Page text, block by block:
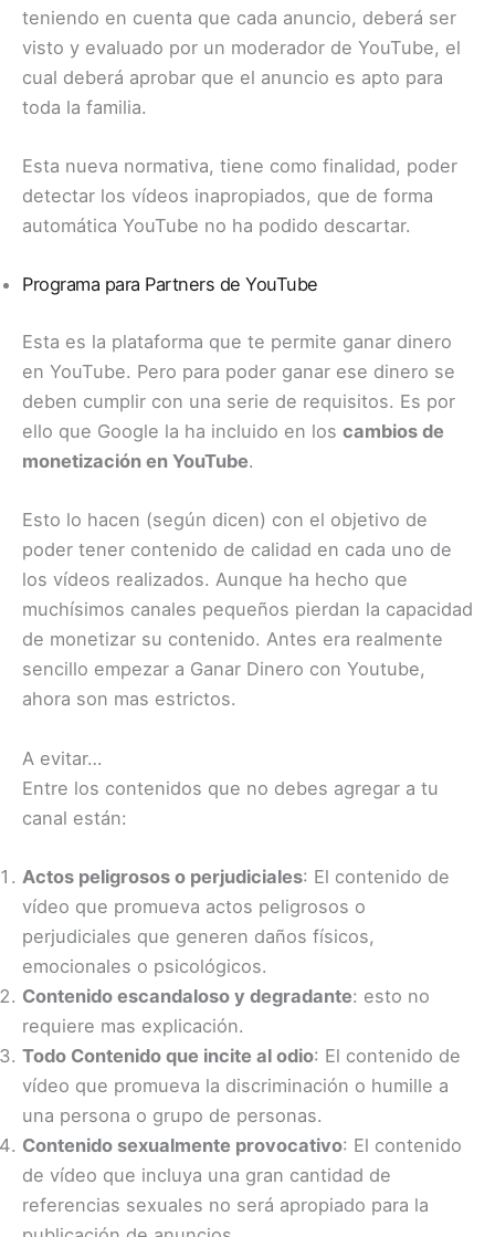
teniendo en cuenta que cada anuncio, deberá ser
visto y evaluado por un moderador de YouTube, el
cual deberá aprobar que el anuncio es apto para
toda la familia.
Esta nueva normativa, tiene como finalidad, poder
detectar los vídeos inapropiados, que de forma
automática YouTube no ha podido descartar.
Programa para Partners de YouTube
Esta es la plataforma que te permite ganar dinero
en YouTube. Pero para poder ganar ese dinero se
deben cumplir con una serie de requisitos. Es por
ello que Google la ha incluido en los cambios de
monetización en YouTube.
Esto lo hacen (según dicen) con el objetivo de
poder tener contenido de calidad en cada uno de
los vídeos realizados. Aunque ha hecho que
muchísimos canales pequeños pierdan la capacidad
de monetizar su contenido. Antes era realmente
sencillo empezar a Ganar Dinero con Youtube,
ahora son mas estrictos.
A evitar…
Entre los contenidos que no debes agregar a tu
canal están:
Actos peligrosos o perjudiciales: El contenido de
vídeo que promueva actos peligrosos o
perjudiciales que generen daños físicos,
emocionales o psicológicos.
Contenido escandaloso y degradante: esto no
requiere mas explicación.
Todo Contenido que incite al odio: El contenido de
vídeo que promueva la discriminación o humille a
una persona o grupo de personas.
Contenido sexualmente provocativo: El contenido
de vídeo que incluya una gran cantidad de
referencias sexuales no será apropiado para la